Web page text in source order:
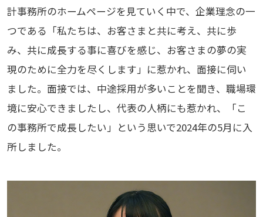
計事務所のホームページを見ていく中で、企業理念の一
つである「私たちは、お客さまと共に考え、共に歩
み、共に成長する事に喜びを感じ、お客さまの夢の実
現のために全力を尽くします」に惹かれ、面接に伺い
ました。面接では、中途採用が多いことを聞き、職場環
境に安心できましたし、代表の人柄にも惹かれ、「こ
の事務所で成長したい」という思いで2024年の5月に入
所しました。